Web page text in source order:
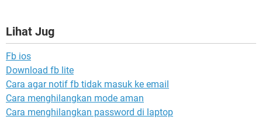
Lihat Jug
Fb ios
Download fb lite
Cara agar notif fb tidak masuk ke email
Cara menghilangkan mode aman
Cara menghilangkan password di laptop